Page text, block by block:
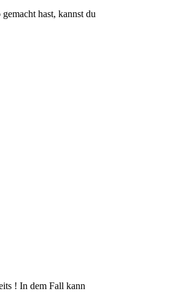
hast, kannst du
! In dem Fall kann